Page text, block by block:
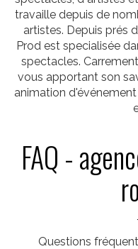
travaille depuis de
artistes. Depuis prés
Prod est specialisée
spectacles.
vous apportant son
animation
FAQ -
Questions